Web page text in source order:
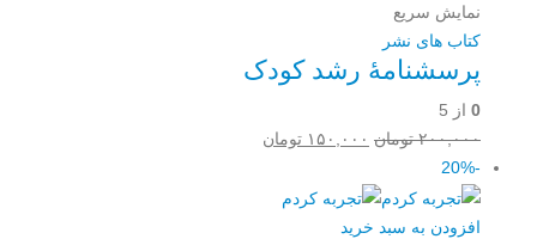
نمایش سریع
کتاب های نشر
پرسشنامۀ رشد کودک
0 از 5
۲۰۰,۰۰۰ تومان قیمت
۲۰۰,۰۰۰ تومان
بود.
۱۵۰,۰۰۰ تومان
-20%
افزودن به سبد خرید